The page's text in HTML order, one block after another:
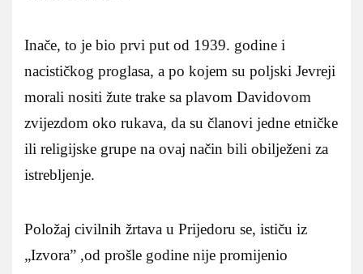
Inače, to je bio prvi put od 1939. godine i
nacističkog proglasa, a po kojem su poljski Jevreji
morali nositi žute trake sa plavom Davidovom
zvijezdom oko rukava, da su članovi jedne etničke
ili religijske grupe na ovaj način bili obilježeni za
istrebljenje.
Položaj civilnih žrtava u Prijedoru se, ističu iz
„Izvora” ,od prošle godine nije promijenio